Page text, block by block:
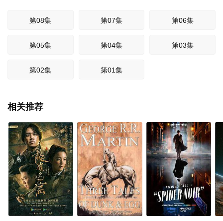
第08集 第07集 第06集
第05集 第04集 第03集
第02集 第01集
相关推荐